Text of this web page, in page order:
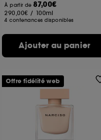
À partir de87,00€
290,00€ / 100ml
4 contenances disponibles
Ajouter au panier
Offre fidélité web